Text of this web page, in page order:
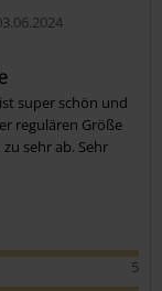
super schön und
regulären Größe
sehr ab. Sehr
5